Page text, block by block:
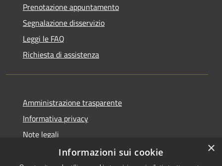
Prenotazione appuntamento
Segnalazione disservizio
Leggi le FAQ
Richiesta di assistenza
Amministrazione trasparente
Informativa privacy
Note legali
Dichiarazione di accessibilità
×
Informazioni sui cookie